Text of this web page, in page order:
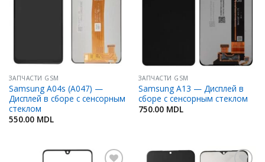
ЗАПЧАСТИ GSM
Samsung A04s (A047) —
Дисплей в сборе с сенсорным
стеклом
550.00 MDL
ЗАПЧАСТИ GSM
Samsung A13 — Дисплей в
сборе с сенсорным стеклом
750.00 MDL